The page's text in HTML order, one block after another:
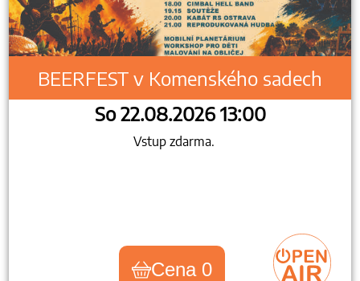
BEERFEST v Komenského sadech
So 22.08.2026 13:00
Vstup zdarma.
Cena 0